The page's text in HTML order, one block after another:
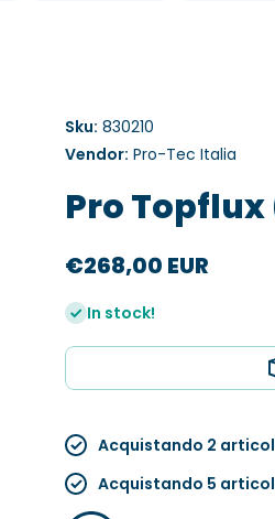
Sku: 830210
Vendor: Pro-Tec Italia
Pro Topflux
€268,00 EUR
In stock!
Acquistando 2
Acquistando 5